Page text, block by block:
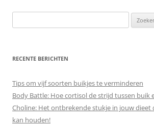
naar:
RECENTE BERICHTEN
Tips om vijf soorten buikjes te verminderen
Body Battle: Hoe cortisol de strijd tussen buik
Choline: Het ontbrekende stukje in jouw dieet
kan houden!